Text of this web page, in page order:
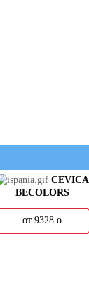
CEVICA
BECOLORS
от 9328 о